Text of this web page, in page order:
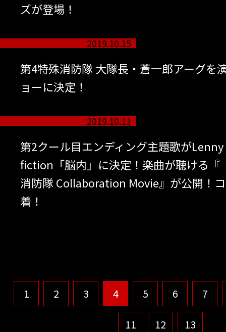
ズが登場！
2019.10.15
第4特殊消防隊 大隊長・蒼一郎アーグを
ョーに決定！
2019.10.11
第2クール目エンディング主題歌が
fiction「脳内」に決定！楽曲が聴ける『
消防隊 Collaboration Movie』が公開！
着！
1 2 3 4 5 6 7
11 12 13